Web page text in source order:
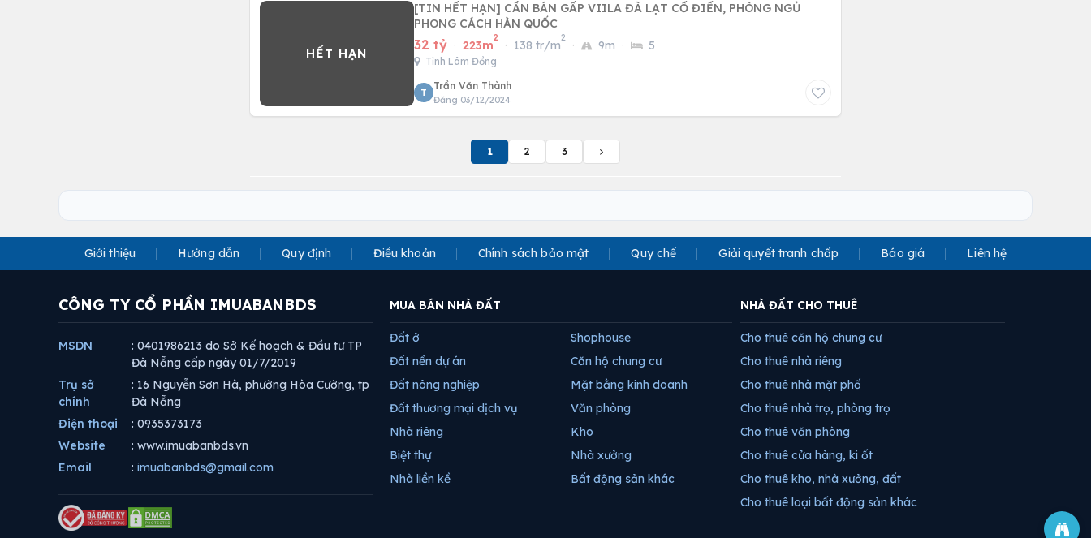
[TIN HẾT HẠN] CẦN BÁN GẤP VIILA ĐÀ LẠT CỔ ĐIỂN, PHÒNG NGỦ
PHONG CÁCH HÀN QUỐC
32 tỷ · 223m
2
· 138 tr/m
2
· 9m · 5
Tỉnh Lâm Đồng
T
Trần Văn Thành
Đăng 03/12/2024
1 2 3
Giới thiệu Hướng dẫn Quy định Điều khoản Chính sách bảo mật Quy chế Giải quyết tranh chấp Báo giá Liên hệ
CÔNG TY CỔ PHẦN IMUABANBDS
MSDN
: 0401986213 do Sở Kế hoạch & Đầu tư TP
Đà Nẵng cấp ngày 01/7/2019
Trụ sở
chính
: 16 Nguyễn Sơn Hà, phường Hòa Cường, tp
Đà Nẵng
Điện thoại
: 0935373173
Website
: www.imuabanbds.vn
Email
: imuabanbds@gmail.com
MUA BÁN NHÀ ĐẤT
Đất ở
Đất nền dự án
Đất nông nghiệp
Đất thương mại dịch vụ
Nhà riêng
Biệt thự
Nhà liền kề
Shophouse
Căn hộ chung cư
Mặt bằng kinh doanh
Văn phòng
Kho
Nhà xưởng
Bất động sản khác
NHÀ ĐẤT CHO THUÊ
Cho thuê căn hộ chung cư
Cho thuê nhà riêng
Cho thuê nhà mặt phố
Cho thuê nhà trọ, phòng trọ
Cho thuê văn phòng
Cho thuê cửa hàng, ki ốt
Cho thuê kho, nhà xưởng, đất
Cho thuê loại bất động sản khác